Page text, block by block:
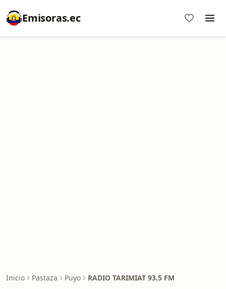
Emisoras.ec
Inicio Pastaza Puyo RADIO TARIMIAT 93.5 FM